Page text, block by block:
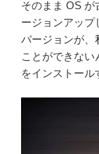
そのまま OS が
ージョンアップ
バージョンが、
ことができな
をインストール